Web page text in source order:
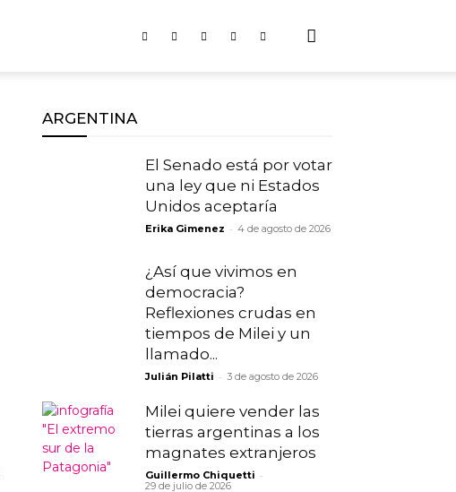
ARGENTINA
El Senado está por votar
una ley que ni Estados
Unidos aceptaría
Erika Gimenez - 4 de agosto de 2026
¿Así que vivimos en
democracia?
Reflexiones crudas en
tiempos de Milei y un
llamado...
Julián Pilatti - 3 de agosto de 2026
Milei quiere vender las
tierras argentinas a los
magnates extranjeros
Guillermo Chiquetti -
29 de julio de 2026